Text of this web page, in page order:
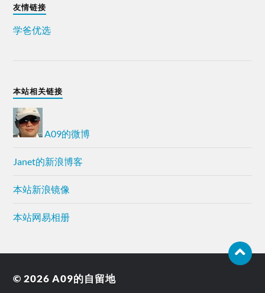
友情链接
学爸优选
本站相关链接
A09的微博
Janet的新浪博客
本站新浪镜像
本站网易相册
© 2026A09的自留地